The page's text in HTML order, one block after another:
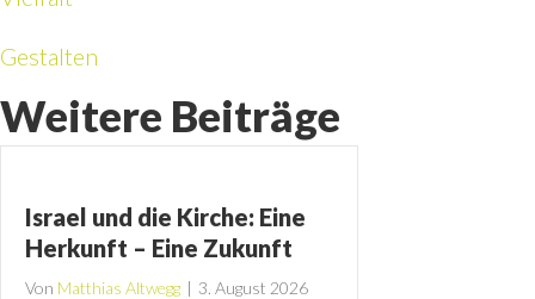
Gestalten
Weitere Beiträge
Israel und die Kirche: Eine
Herkunft – Eine Zukunft
Von Matthias Altwegg | 3. August 2026